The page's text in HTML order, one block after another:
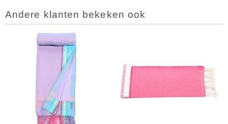
Andere klanten bekeken ook